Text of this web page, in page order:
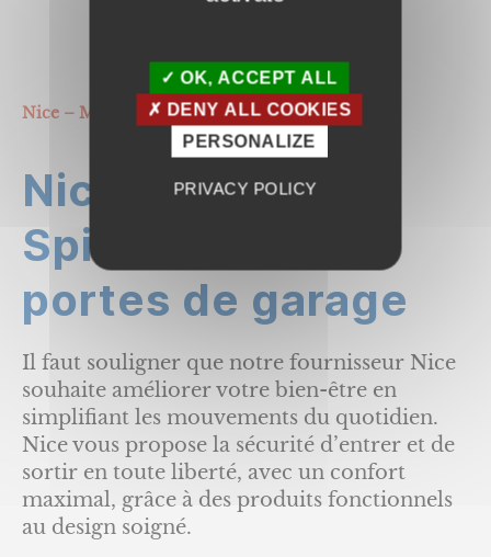
Nice – Moteur Spido600 pour portes de garage
Nice – Moteur
Spido600 pour
portes de garage
Il faut souligner que notre fournisseur Nice
souhaite améliorer votre bien-être en
simplifiant les mouvements du quotidien.
Nice vous propose la sécurité d’entrer et de
sortir en toute liberté, avec un confort
maximal, grâce à des produits fonctionnels
au design soigné.
OK, ACCEPT ALL
DENY ALL COOKIES
PERSONALIZE
PRIVACY POLICY